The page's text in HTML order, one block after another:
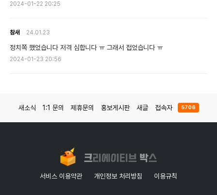
2024-01-22 20:25
참새 24.01.23
정치쪽 했었습니다 저격 심합니다 ㅠ 그래서 접었습니다 ㅠ
2024-01-23 20:56
새소식 1:1 문의 제휴문의 홍보게시판 새글 접속자 5706
서비스 이용약관 개인정보 처리방침 이용규칙